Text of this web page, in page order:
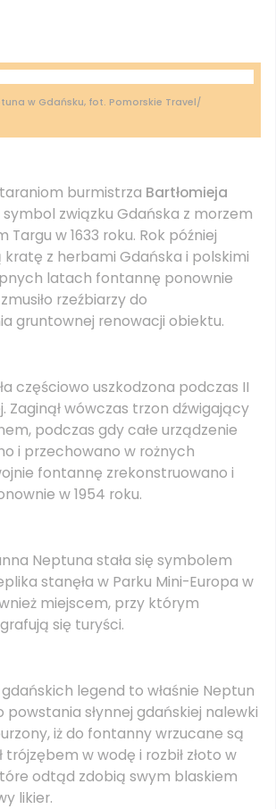
w Gdańsku, fot. Pomorskie Travel/
burmistrza Bartłomieja
symbol związku Gdańska z morzem
Targu w 1633 roku. Rok później
z herbami Gdańska i polskimi
latach fontannę ponownie
rzeźbiarzy do
gruntownej renowacji obiektu.
częściowo uszkodzona podczas II
Zaginął wówczas trzon dźwigający
podczas gdy całe urządzenie
i przechowano w rożnych
fontannę zrekonstruowano i
w 1954 roku.
Neptuna stała się symbolem
stanęła w Parku Mini-Europa w
miejscem, przy którym
się turyści.
gdańskich legend to właśnie Neptun
powstania słynnej gdańskiej nalewki
iż do fontanny wrzucane są
trójzębem w wodę i rozbił złoto w
odtąd zdobią swym blaskiem
likier.